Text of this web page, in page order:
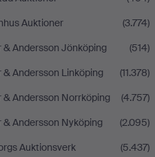
Auktioner
(3.774)
& Andersson Jönköping
(514)
& Andersson Linköping
(11.378)
& Andersson Norrköping
(4.757)
& Andersson Nyköping
(2.095)
Auktionsverk
(5.437)